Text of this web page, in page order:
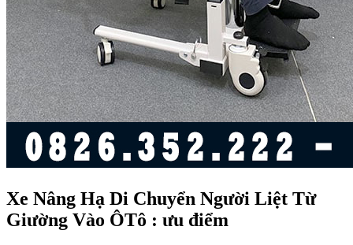
Xe Nâng Hạ Di Chuyển Người Liệt Từ
Giường Vào ÔTô : ưu điểm